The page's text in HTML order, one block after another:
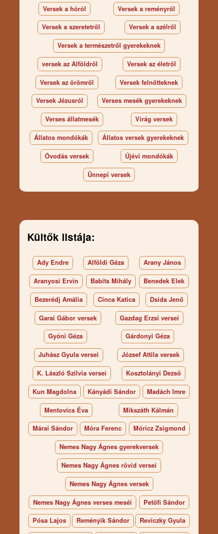
Versek a hóról Versek a reményről
Versek a szeretetről Versek a szélről
Versek a természetről gyerekeknek
versek az Alföldről Versek az életről
Versek az örömről Versek felnőtteknek
Versek Jézusról Verses mesék gyerekeknek
Verses állatmesék Virág versek
Állatos mondókák Állatos versek gyerekeknek
Óvodás versek Újévi mondókák
Ünnepi versek
Kültők listája:
Ady Endre Alföldi Géza Arany János
Aranyosi Ervin Babits Mihály Benedek Elek
Bezerédj Amália Cinca Katica Dsida Jenő
Garai Gábor versek Gazdag Erzsi versei
Gyóni Géza Gárdonyi Géza
Juhász Gyula versei József Attila versek
K. László Szilvia versei Kosztolányi Dezső
Kun Magdolna Kányádi Sándor Madách Imre
Mentovics Éva Mikszáth Kálmán
Márai Sándor Móra Ferenc Móricz Zsigmond
Nemes Nagy Ágnes gyerekversek
Nemes Nagy Ágnes rövid versei
Nemes Nagy Ágnes versek
Nemes Nagy Ágnes verses meséi Petőfi Sándor
Pósa Lajos Reményik Sándor Reviczky Gyula